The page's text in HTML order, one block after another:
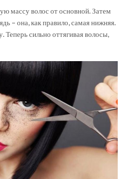
массу волос от основной. Затем
– она, как правило, самая нижняя.
Теперь сильно оттягивая волосы,